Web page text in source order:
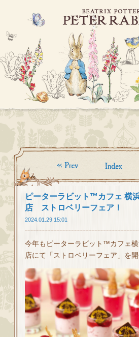
ピーターラビット™カフェ 横
店 ストロベリーフェア！
2024.01.29 15:01
今年もピーターラビット™カフェ
店にて「ストロベリーフェア」を